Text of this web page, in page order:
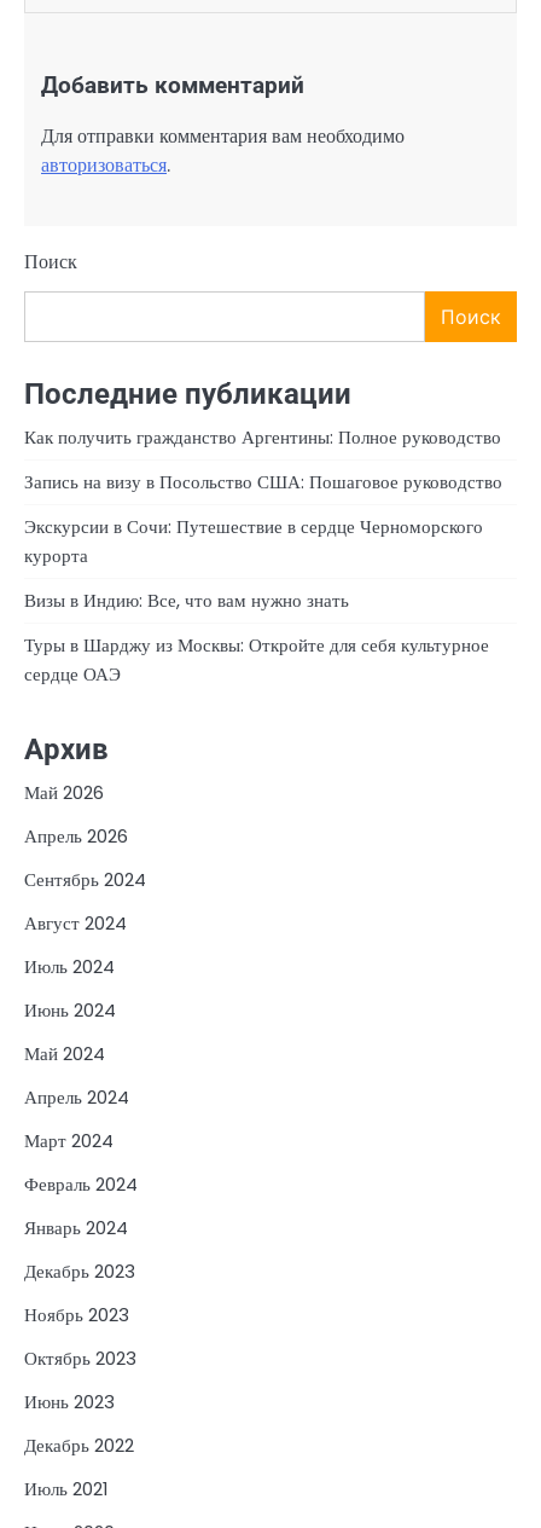
Добавить комментарий
Для отправки комментария вам необходимо
авторизоваться.
Поиск
Поиск
Последние публикации
Как получить гражданство Аргентины: Полное руководство
Запись на визу в Посольство США: Пошаговое руководство
Экскурсии в Сочи: Путешествие в сердце Черноморского
курорта
Визы в Индию: Все, что вам нужно знать
Туры в Шарджу из Москвы: Откройте для себя культурное
сердце ОАЭ
Архив
Май 2026
Апрель 2026
Сентябрь 2024
Август 2024
Июль 2024
Июнь 2024
Май 2024
Апрель 2024
Март 2024
Февраль 2024
Январь 2024
Декабрь 2023
Ноябрь 2023
Октябрь 2023
Июнь 2023
Декабрь 2022
Июль 2021